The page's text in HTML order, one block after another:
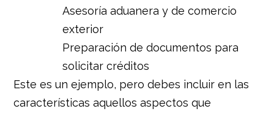
Asesoría aduanera y de comercio
exterior
Preparación de documentos para
solicitar créditos
Este es un ejemplo, pero debes incluir en las
características aquellos aspectos que